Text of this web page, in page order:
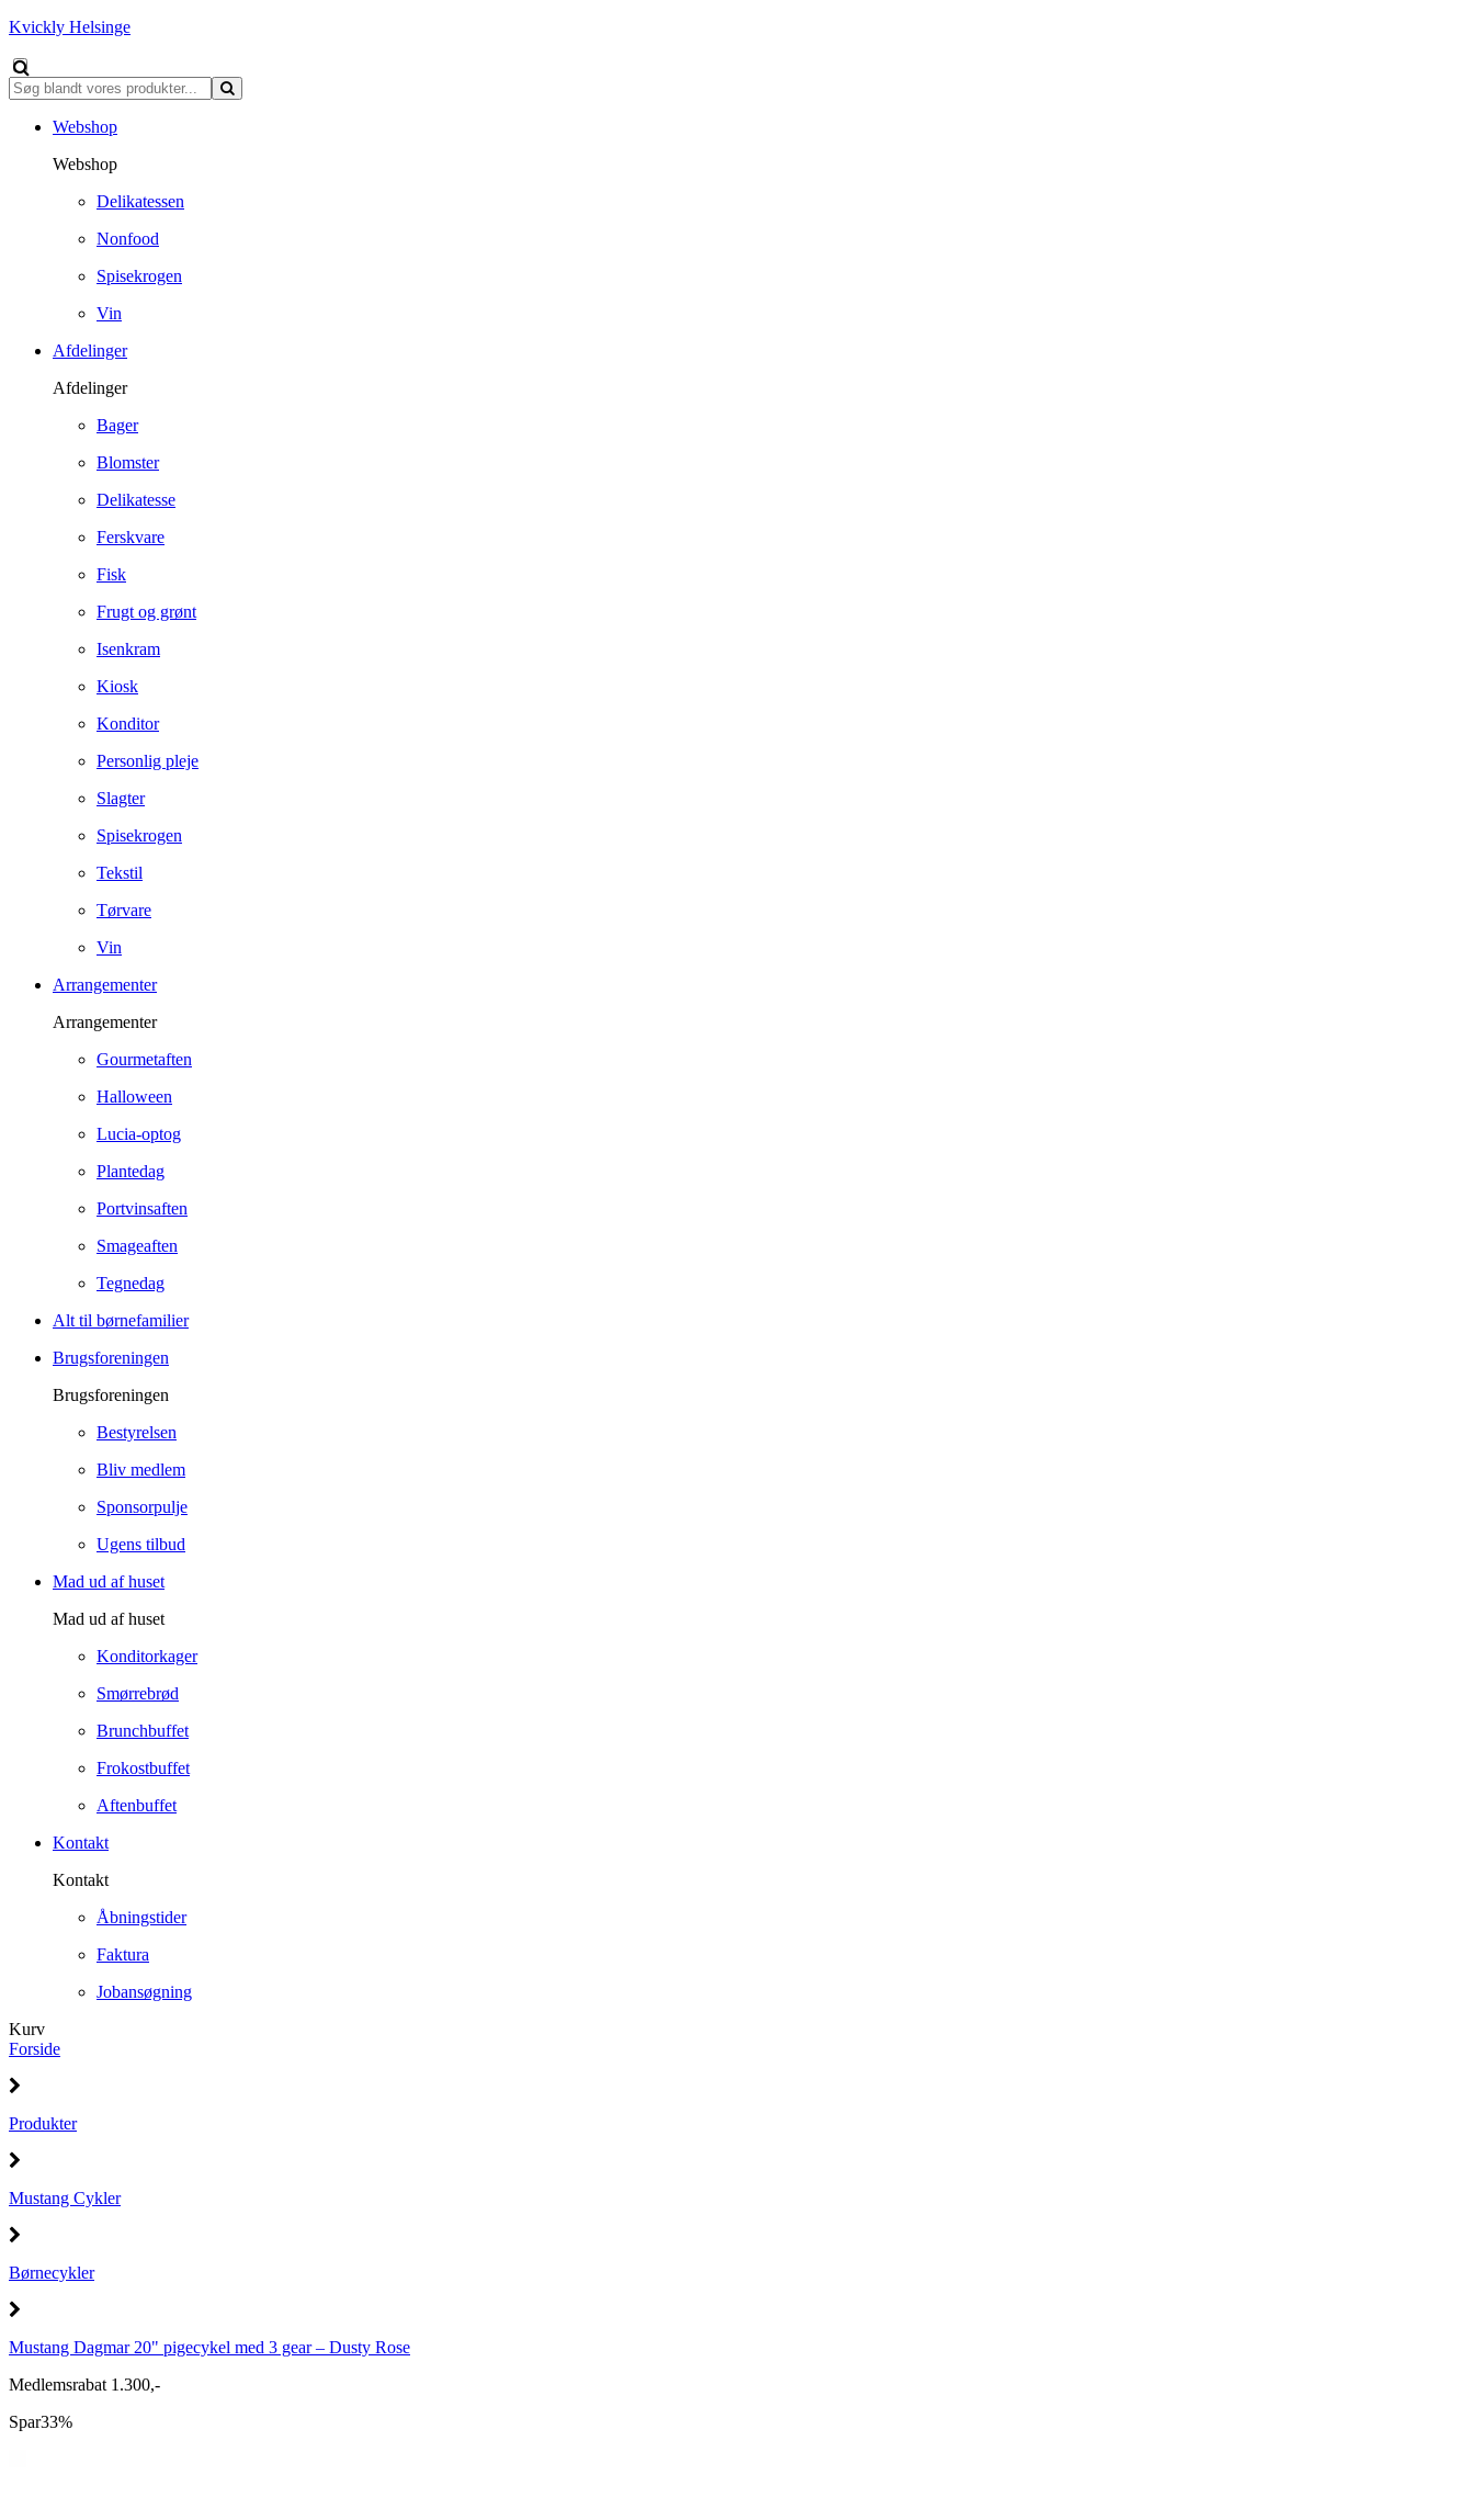
Kvickly Helsinge
Webshop
Webshop
Delikatessen
Nonfood
Spisekrogen
Vin
Afdelinger
Afdelinger
Bager
Blomster
Delikatesse
Ferskvare
Fisk
Frugt og grønt
Isenkram
Kiosk
Konditor
Personlig pleje
Slagter
Spisekrogen
Tekstil
Tørvare
Vin
Arrangementer
Arrangementer
Gourmetaften
Halloween
Lucia-optog
Plantedag
Portvinsaften
Smageaften
Tegnedag
Alt til børnefamilier
Brugsforeningen
Brugsforeningen
Bestyrelsen
Bliv medlem
Sponsorpulje
Ugens tilbud
Mad ud af huset
Mad ud af huset
Konditorkager
Smørrebrød
Brunchbuffet
Frokostbuffet
Aftenbuffet
Kontakt
Kontakt
Åbningstider
Faktura
Jobansøgning
Kurv
Forside
Produkter
Mustang Cykler
Børnecykler
Mustang Dagmar 20" pigecykel med 3 gear – Dusty Rose
Medlemsrabat 1.300,-
Spar33%